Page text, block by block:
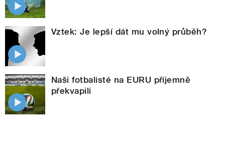
Vztek: Je lepší dát mu volný průběh?
Naši fotbalisté na EURU příjemně
překvapili